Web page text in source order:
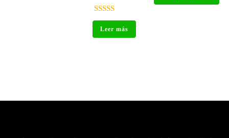
Valorado
con5.00de
Leer más